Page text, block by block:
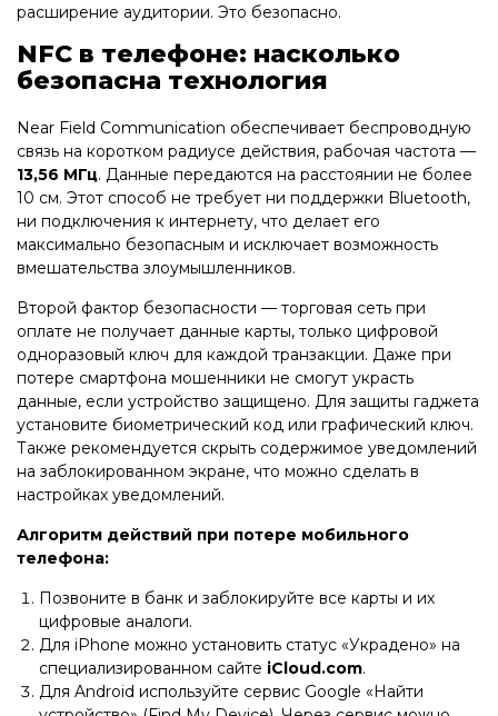
расширение аудитории. Это безопасно.
NFC в телефоне: насколько
безопасна технология
Near Field Communication обеспечивает беспроводную
связь на коротком радиусе действия, рабочая частота —
13,56 МГц. Данные передаются на расстоянии не более
10 см. Этот способ не требует ни поддержки Bluetooth,
ни подключения к интернету, что делает его
максимально безопасным и исключает возможность
вмешательства злоумышленников.
Второй фактор безопасности — торговая сеть при
оплате не получает данные карты, только цифровой
одноразовый ключ для каждой транзакции. Даже при
потере смартфона мошенники не смогут украсть
данные, если устройство защищено. Для защиты гаджета
установите биометрический код или графический ключ.
Также рекомендуется скрыть содержимое уведомлений
на заблокированном экране, что можно сделать в
настройках уведомлений.
Алгоритм действий при потере мобильного
телефона:
Позвоните в банк и заблокируйте все карты и их
цифровые аналоги.
Для iPhone можно установить статус «Украдено» на
специализированном сайте iCloud.com.
Для Android используйте сервис Google «Найти